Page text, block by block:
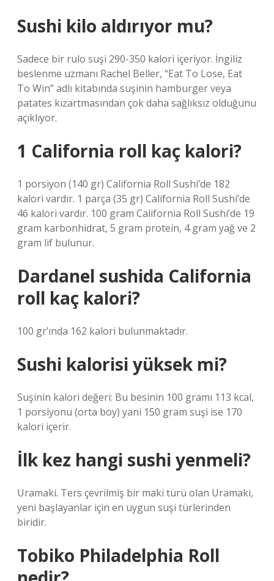
Sushi kilo aldırıyor mu?
Sadece bir rulo suşi 290-350 kalori içeriyor. İngiliz
beslenme uzmanı Rachel Beller, “Eat To Lose, Eat
To Win” adlı kitabında suşinin hamburger veya
patates kızartmasından çok daha sağlıksız olduğunu
açıklıyor.
1 California roll kaç kalori?
1 porsiyon (140 gr) California Roll Sushi’de 182
kalori vardır. 1 parça (35 gr) California Roll Sushi’de
46 kalori vardır. 100 gram California Roll Sushi’de 19
gram karbonhidrat, 5 gram protein, 4 gram yağ ve 2
gram lif bulunur.
Dardanel sushida California
roll kaç kalori?
100 gr’ında 162 kalori bulunmaktadır.
Sushi kalorisi yüksek mi?
Suşinin kalori değeri: Bu besinin 100 gramı 113 kcal,
1 porsiyonu (orta boy) yani 150 gram suşi ise 170
kalori içerir.
İlk kez hangi sushi yenmeli?
Uramaki. Ters çevrilmiş bir maki türü olan Uramaki,
yeni başlayanlar için en uygun suşi türlerinden
biridir.
Tobiko Philadelphia Roll